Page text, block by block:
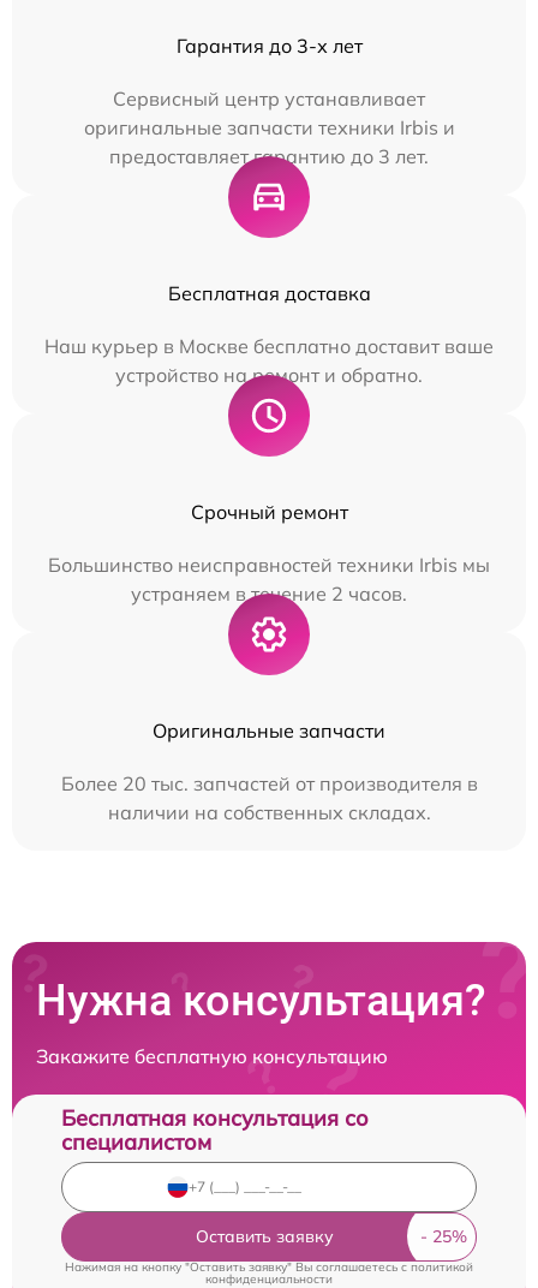
Гарантия до 3-х лет
Сервисный центр устанавливает
оригинальные запчасти техники Irbis и
предоставляет гарантию до 3 лет.
Бесплатная доставка
Наш курьер в Москве бесплатно доставит ваше
устройство на ремонт и обратно.
Срочный ремонт
Большинство неисправностей техники Irbis мы
устраняем в течение 2 часов.
Оригинальные запчасти
Более 20 тыс. запчастей от производителя в
наличии на собственных складах.
Нужна консультация?
Закажите бесплатную консультацию
Бесплатная консультация со
специалистом
Оставить заявку
Нажимая на кнопку "Оставить заявку" Вы соглашаетесь cполитикой
конфиденциальности